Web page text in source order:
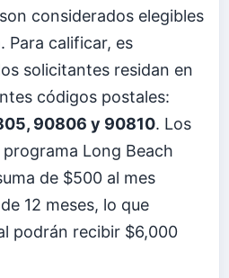
considerados elegibles
Para calificar, es
solicitantes residan en
códigos postales:
90806 y 90810. Los
Long Beach
de $500 al mes
12 meses, lo que
podrán recibir $6,000